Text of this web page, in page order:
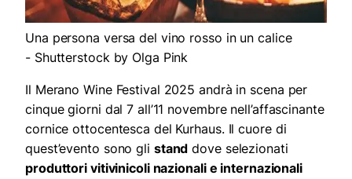
Una persona versa del vino rosso in un calice
- Shutterstock by Olga Pink
Il Merano Wine Festival 2025 andrà in scena per
cinque giorni dal 7 all’11 novembre nell’affascinante
cornice ottocentesca del Kurhaus. Il cuore di
quest’evento sono gli stand dove selezionati
produttori vitivinicoli nazionali e internazionali